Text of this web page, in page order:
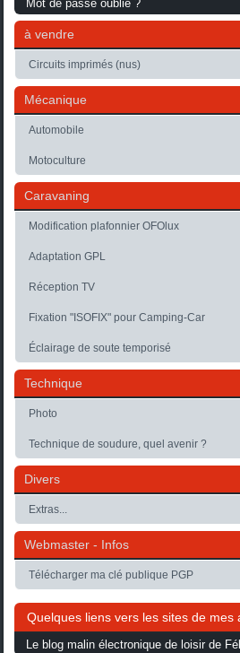
Mot de passe oublié ?
à vendre
Circuits imprimés (nus)
Mécanique
Automobile
Motoculture
Caravaning
Modification plafonnier OFOlux
Adaptation GPL
Réception TV
Fixation "ISOFIX" pour Camping-Car
Éclairage de soute temporisé
Technique
Photo
Technique de soudure, quel avenir ?
Divers
Extras...
Webmaster - Infos
Télécharger ma clé publique PGP
Quelques liens vers les sites de mes
Le blog malin électronique de loisir de